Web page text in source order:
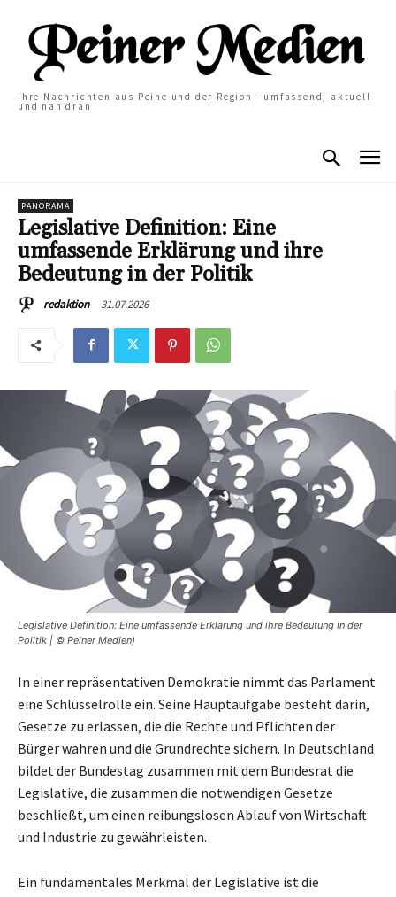
Ihre Nachrichten aus Peine und der Region - umfassend, aktuell
und nah dran
PANORAMA
Legislative Definition: Eine
umfassende Erklärung und ihre
Bedeutung in der Politik
redaktion 31.07.2026
Legislative Definition: Eine umfassende Erklärung und ihre Bedeutung in der
Politik | © Peiner Medien)
In einer repräsentativen Demokratie nimmt das Parlament
eine Schlüsselrolle ein. Seine Hauptaufgabe besteht darin,
Gesetze zu erlassen, die die Rechte und Pflichten der
Bürger wahren und die Grundrechte sichern. In Deutschland
bildet der Bundestag zusammen mit dem Bundesrat die
Legislative, die zusammen die notwendigen Gesetze
beschließt, um einen reibungslosen Ablauf von Wirtschaft
und Industrie zu gewährleisten.
Ein fundamentales Merkmal der Legislative ist die